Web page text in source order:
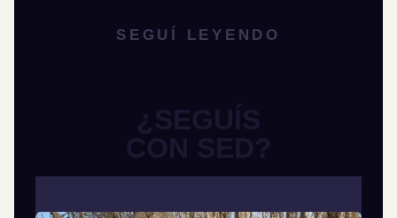
SEGUÍ LEYENDO
¿SEGUÍS
CON SED?